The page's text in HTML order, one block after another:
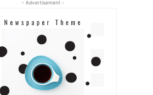
- Advertisement -